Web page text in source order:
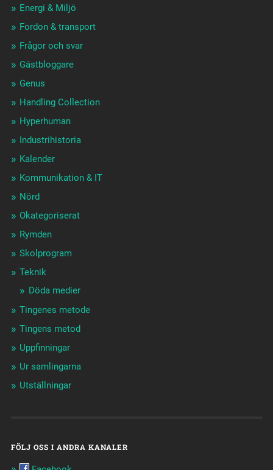
Energi & Miljö
Fordon & transport
Frågor och svar
Gästbloggare
Genus
Handling Collection
Hyperhuman
Industrihistoria
Kalender
Kommunikation & IT
Nörd
Okategoriserat
Rymden
Skolprogram
Teknik
Döda medier
Tingenes metode
Tingens metod
Uppfinningar
Ur samlingarna
Utställningar
FÖLJ OSS I ANDRA KANALER